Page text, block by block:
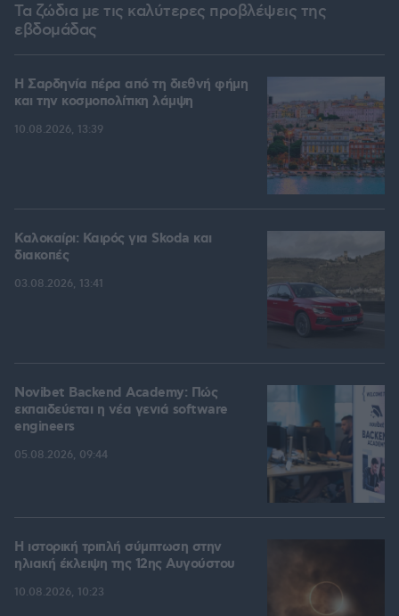
Τα ζώδια με τις καλύτερες προβλέψεις της
εβδομάδας
Η Σαρδηνία πέρα από τη διεθνή φήμη
και την κοσμοπολίτικη λάμψη
10.08.2026, 13:39
Καλοκαίρι: Καιρός για Skoda και
διακοπές
03.08.2026, 13:41
Novibet Backend Academy: Πώς
εκπαιδεύεται η νέα γενιά software
engineers
05.08.2026, 09:44
Η ιστορική τριπλή σύμπτωση στην
ηλιακή έκλειψη της 12ης Αυγούστου
10.08.2026, 10:23